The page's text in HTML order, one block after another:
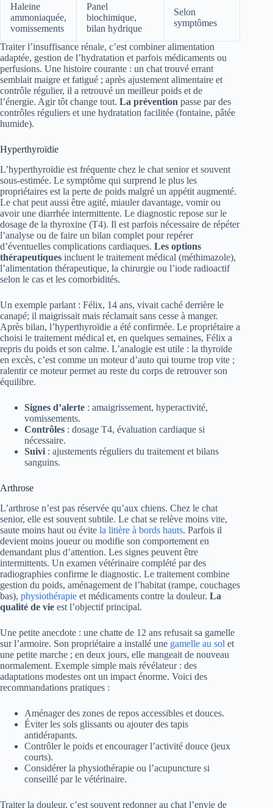
Haleine
ammoniaquée,
vomissements
Panel
biochimique,
bilan hydrique
Selon
symptômes
Traiter l’insuffisance rénale, c’est combiner alimentation
adaptée, gestion de l’hydratation et parfois médicaments ou
perfusions. Une histoire courante : un chat trouvé errant
semblait maigre et fatigué ; après ajustement alimentaire et
contrôle régulier, il a retrouvé un meilleur poids et de
l’énergie. Agir tôt change tout. La prévention passe par des
contrôles réguliers et une hydratation facilitée (fontaine, pâtée
humide).
Hyperthyroïdie
L’hyperthyroïdie est fréquente chez le chat senior et souvent
sous-estimée. Le symptôme qui surprend le plus les
propriétaires est la perte de poids malgré un appétit augmenté.
Le chat peut aussi être agité, miauler davantage, vomir ou
avoir une diarrhée intermittente. Le diagnostic repose sur le
dosage de la thyroxine (T4). Il est parfois nécessaire de répéter
l’analyse ou de faire un bilan complet pour repérer
d’éventuelles complications cardiaques. Les options
thérapeutiques incluent le traitement médical (méthimazole),
l’alimentation thérapeutique, la chirurgie ou l’iode radioactif
selon le cas et les comorbidités.
Un exemple parlant : Félix, 14 ans, vivait caché derrière le
canapé; il maigrissait mais réclamait sans cesse à manger.
Après bilan, l’hyperthyroïdie a été confirmée. Le propriétaire a
choisi le traitement médical et, en quelques semaines, Félix a
repris du poids et son calme. L’analogie est utile : la thyroïde
en excès, c’est comme un moteur d’auto qui tourne trop vite ;
ralentir ce moteur permet au reste du corps de retrouver son
équilibre.
Signes d’alerte : amaigrissement, hyperactivité,
vomissements.
Contrôles : dosage T4, évaluation cardiaque si
nécessaire.
Suivi : ajustements réguliers du traitement et bilans
sanguins.
Arthrose
L’arthrose n’est pas réservée qu’aux chiens. Chez le chat
senior, elle est souvent subtile. Le chat se relève moins vite,
saute moins haut ou évite la litière à bords hauts. Parfois il
devient moins joueur ou modifie son comportement en
demandant plus d’attention. Les signes peuvent être
intermittents. Un examen vétérinaire complété par des
radiographies confirme le diagnostic. Le traitement combine
gestion du poids, aménagement de l’habitat (rampe, couchages
bas), physiothérapie et médicaments contre la douleur. La
qualité de vie est l’objectif principal.
Une petite anecdote : une chatte de 12 ans refusait sa gamelle
sur l’armoire. Son propriétaire a installé une gamelle au sol et
une petite marche ; en deux jours, elle mangeait de nouveau
normalement. Exemple simple mais révélateur : des
adaptations modestes ont un impact énorme. Voici des
recommandations pratiques :
Aménager des zones de repos accessibles et douces.
Éviter les sols glissants ou ajouter des tapis
antidérapants.
Contrôler le poids et encourager l’activité douce (jeux
courts).
Considérer la physiothérapie ou l’acupuncture si
conseillé par le vétérinaire.
Traiter la douleur, c’est souvent redonner au chat l’envie de